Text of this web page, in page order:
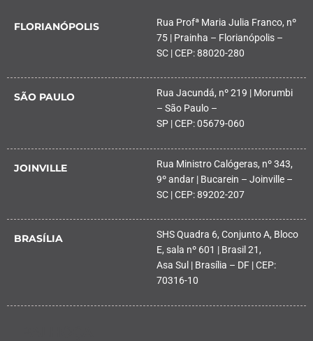
FLORIANÓPOLIS
Rua Profª Maria Julia Franco, nº
75 | Prainha – Florianópolis –
SC | CEP: 88020-280
SÃO PAULO
Rua Jacundá, nº 219 | Morumbi
– São Paulo –
SP | CEP: 05679-060
JOINVILLE
Rua Ministro Calógeras, nº 343,
9º andar | Bucarein – Joinville –
SC | CEP: 89202-207
BRASÍLIA
SHS Quadra 6, Conjunto A, Bloco
E, sala nº 601 | Brasil 21,
Asa Sul | Brasília – DF | CEP:
70316-10